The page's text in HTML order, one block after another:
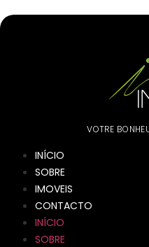
VOTRE
INÍCIO
SOBRE
IMOVEIS
CONTACTO
INÍCIO
SOBRE